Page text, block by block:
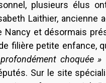
plusieurs élus
Laithier, ancienne
Nancy et désormais
filière petite enfance,
choquée »
Sur le site